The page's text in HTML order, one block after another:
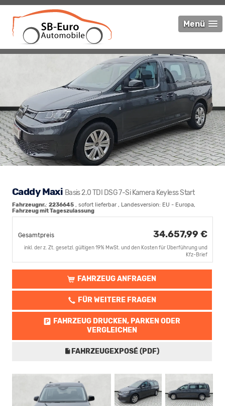
Menü
Caddy Maxi Basis 2.0 TDI DSG 7-Si Kamera Keyless Start
Fahrzeugnr.: 2236645 , sofort lieferbar , Landesversion: EU - Europa,
Fahrzeug mit Tageszulassung
Gesamtpreis 34.657,99 €
inkl. der z. Zt. gesetzl. gültigen 19% MwSt. und den Kosten für Überführung und
Kfz-Brief
FAHRZEUG ANFRAGEN
FÜR WEITERE FRAGEN
FAHRZEUG DRUCKEN, PARKEN ODER
VERGLEICHEN
FAHRZEUGEXPOSÉ (PDF)